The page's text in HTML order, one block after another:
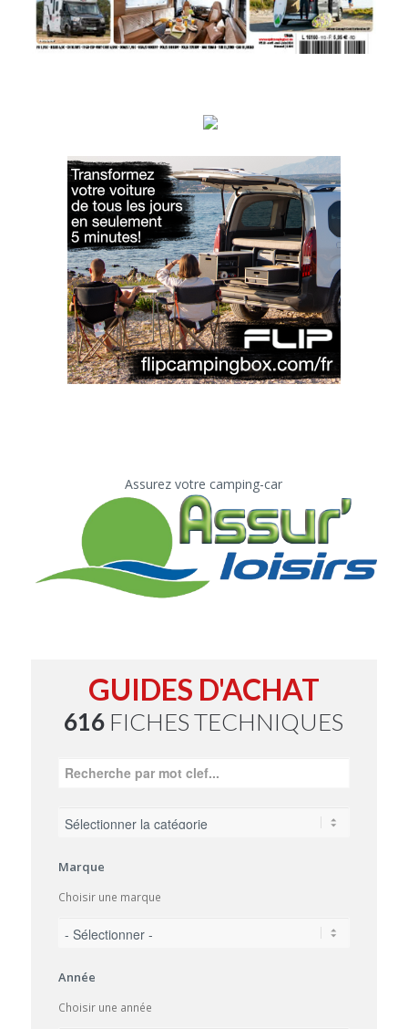
Assurez votre camping-car
GUIDES D'ACHAT
616 FICHES TECHNIQUES
Marque
Choisir une marque
Année
Choisir une année